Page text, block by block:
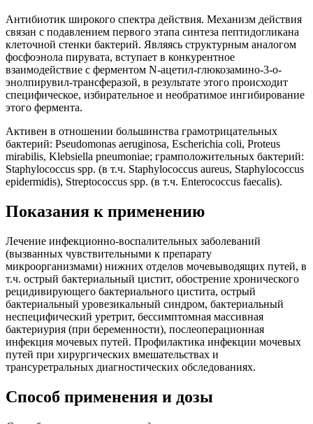
Антибиотик широкого спектра действия. Механизм действия
связан с подавлением первого этапа синтеза пептидогликана
клеточной стенки бактерий. Являясь структурным аналогом
фосфоэнола пирувата, вступает в конкурентное
взаимодействие с ферментом N-ацетил-глюкозамино-3-o-
энолпирувил-трансферазой, в результате этого происходит
специфическое, избирательное и необратимое ингибирование
этого фермента.
Активен в отношении большинства грамотрицательных
бактерий: Pseudomonas aeruginosa, Escherichia coli, Proteus
mirabilis, Klebsiella pneumoniae; грамположительных бактерий:
Staphylococcus spp. (в т.ч. Staphylococcus aureus, Staphylococcus
epidermidis), Streptococcus spp. (в т.ч. Enterococcus faecalis).
Показания к применению
Лечение инфекционно-воспалительных заболеваний
(вызванных чувствительными к препарату
микроорганизмами) нижних отделов мочевыводящих путей, в
т.ч. острый бактериальный цистит, обострение хронического
рецидивирующего бактериального цистита, острый
бактериальный уровезикальный синдром, бактериальный
неспецифический уретрит, бессимптомная массивная
бактериурия (при беременности), послеоперационная
инфекция мочевых путей. Профилактика инфекции мочевых
путей при хирургических вмешательствах и
трансуретральных диагностических обследованиях.
Способ применения и дозы